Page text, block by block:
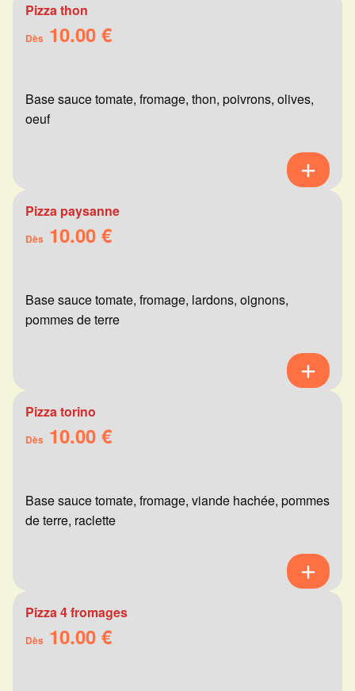
Pizza thon
Dès 10.00 €
Base sauce tomate, fromage, thon, poivrons, olives,
oeuf
Pizza paysanne
Dès 10.00 €
Base sauce tomate, fromage, lardons, oignons,
pommes de terre
Pizza torino
Dès 10.00 €
Base sauce tomate, fromage, viande hachée, pommes
de terre, raclette
Pizza 4 fromages
Dès 10.00 €